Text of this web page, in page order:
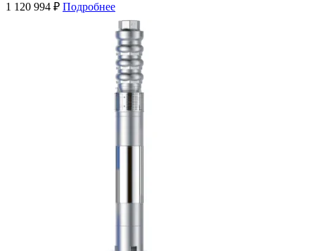
1 120 994 ₽ Подробнее